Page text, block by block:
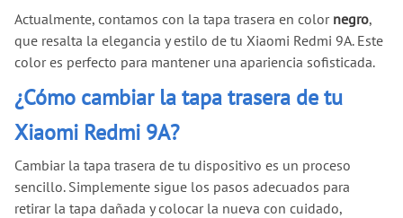
Actualmente, contamos con la tapa trasera en color negro,
que resalta la elegancia y estilo de tu Xiaomi Redmi 9A. Este
color es perfecto para mantener una apariencia sofisticada.
¿Cómo cambiar la tapa trasera de tu
Xiaomi Redmi 9A?
Cambiar la tapa trasera de tu dispositivo es un proceso
sencillo. Simplemente sigue los pasos adecuados para
retirar la tapa dañada y colocar la nueva con cuidado,